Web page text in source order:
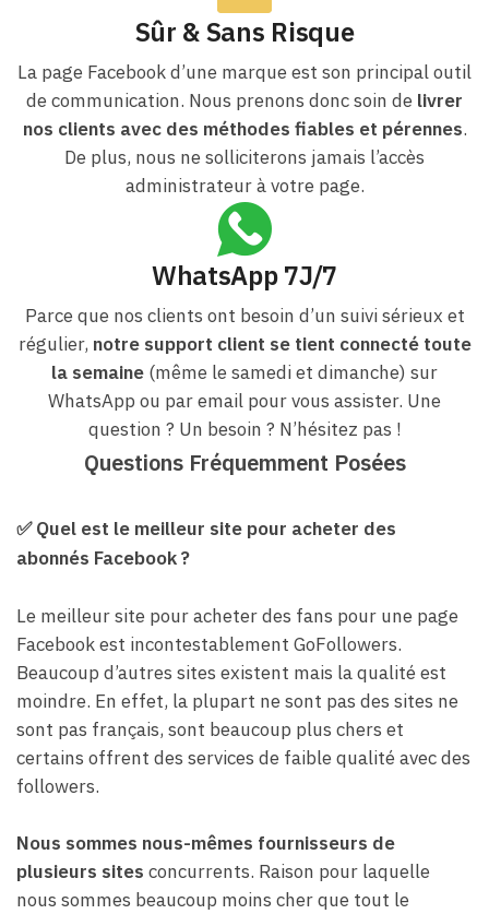
Sûr & Sans Risque
La page Facebook d’une marque est son principal outil
de communication. Nous prenons donc soin de livrer
nos clients avec des méthodes fiables et pérennes.
De plus, nous ne solliciterons jamais l’accès
administrateur à votre page.
WhatsApp 7J/7
Parce que nos clients ont besoin d’un suivi sérieux et
régulier, notre support client se tient connecté toute
la semaine (même le samedi et dimanche) sur
WhatsApp ou par email pour vous assister. Une
question ? Un besoin ? N’hésitez pas !
Questions Fréquemment Posées
✅Quel est le meilleur site pour acheter des
abonnés Facebook ?
Le meilleur site pour acheter des fans pour une page
Facebook est incontestablement GoFollowers.
Beaucoup d’autres sites existent mais la qualité est
moindre. En effet, la plupart ne sont pas des sites ne
sont pas français, sont beaucoup plus chers et
certains offrent des services de faible qualité avec des
followers.
Nous sommes nous-mêmes fournisseurs de
plusieurs sites concurrents. Raison pour laquelle
nous sommes beaucoup moins cher que tout le